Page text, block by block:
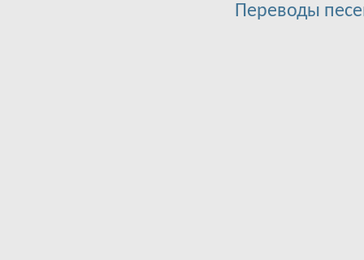
Переводы